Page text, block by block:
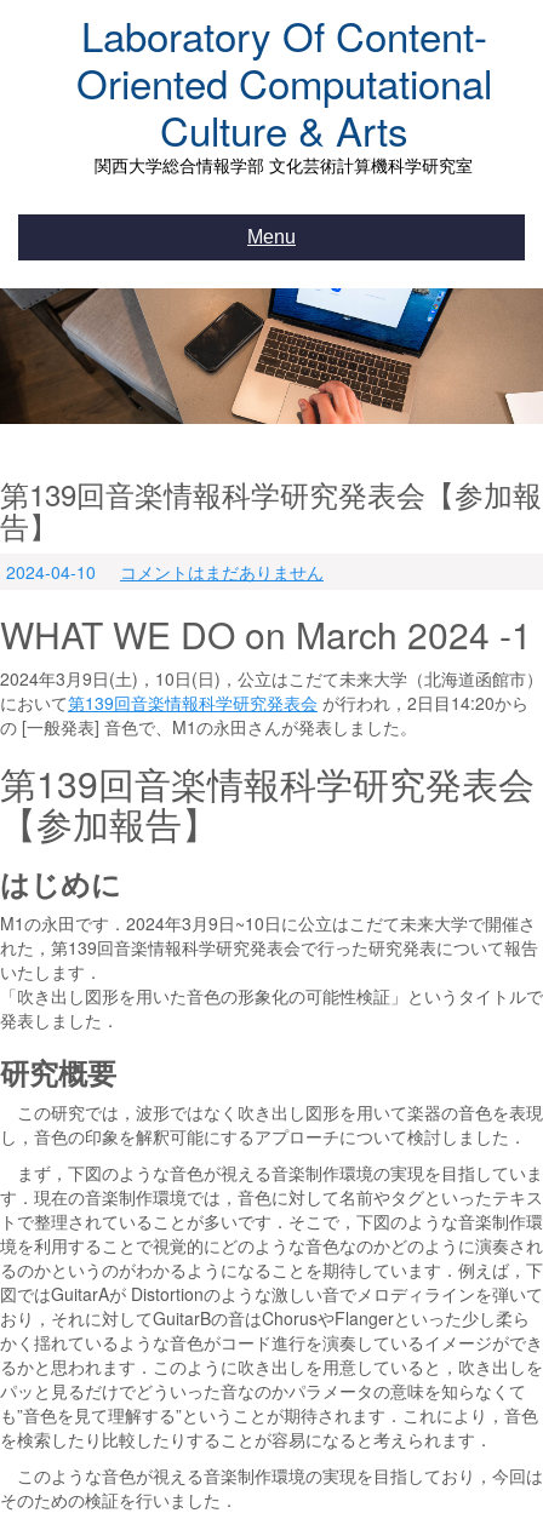
Laboratory Of Content-
Oriented Computational
Culture & Arts
関西大学総合情報学部 文化芸術計算機科学研究室
Menu
第139回音楽情報科学研究発表会【参加報
告】
2024-04-10 コメントはまだありません
WHAT WE DO on March 2024 -1
2024年3月9日(土)，10日(日)，公立はこだて未来大学（北海道函館市）
において第139回音楽情報科学研究発表会 が行われ，2日目14:20から
の [一般発表] 音色で、M1の永田さんが発表しました。
第139回音楽情報科学研究発表会
【参加報告】
はじめに
M1の永田です．2024年3月9日~10日に公立はこだて未来大学で開催さ
れた，第139回音楽情報科学研究発表会で行った研究発表について報告
いたします．
「吹き出し図形を用いた音色の形象化の可能性検証」というタイトルで
発表しました．
研究概要
この研究では，波形ではなく吹き出し図形を用いて楽器の音色を表現
し，音色の印象を解釈可能にするアプローチについて検討しました．
まず，下図のような音色が視える音楽制作環境の実現を目指していま
す．現在の音楽制作環境では，音色に対して名前やタグといったテキス
トで整理されていることが多いです．そこで，下図のような音楽制作環
境を利用することで視覚的にどのような音色なのかどのように演奏され
るのかというのがわかるようになることを期待しています．例えば，下
図ではGuitarAが Distortionのような激しい音でメロディラインを弾いて
おり，それに対してGuitarBの音はChorusやFlangerといった少し柔ら
かく揺れているような音色がコード進行を演奏しているイメージができ
るかと思われます．このように吹き出しを用意していると，吹き出しを
パッと見るだけでどういった音なのかパラメータの意味を知らなくて
も”音色を見て理解する”ということが期待されます．これにより，音色
を検索したり比較したりすることが容易になると考えられます．
このような音色が視える音楽制作環境の実現を目指しており，今回は
そのための検証を行いました．